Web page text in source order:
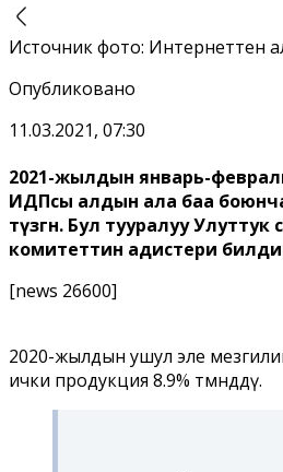
Источник фото: Интернеттен
Опубликовано
11.03.2021, 07:30
2021-жылдын январь-
ИДПсы алдын ала баа
түзгөн. Бул тууралуу
комитеттин адистери
[news 26600]
2020-жылдын ушул эле
ички продукция 8.9% төмөндөдү.